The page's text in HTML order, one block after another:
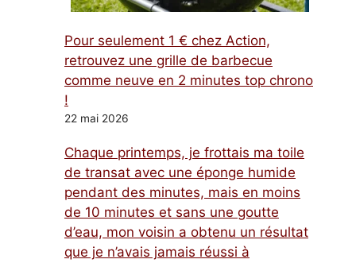
Pour seulement 1 € chez Action,
retrouvez une grille de barbecue
comme neuve en 2 minutes top chrono
!
22 mai 2026
Chaque printemps, je frottais ma toile
de transat avec une éponge humide
pendant des minutes, mais en moins
de 10 minutes et sans une goutte
d’eau, mon voisin a obtenu un résultat
que je n’avais jamais réussi à